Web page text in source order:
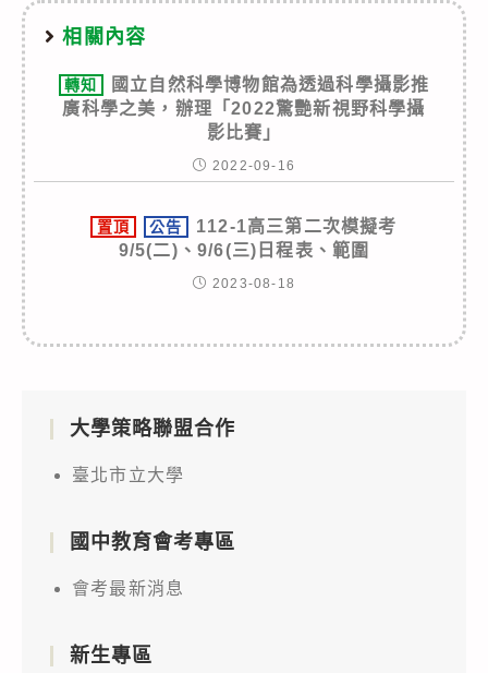
相關內容
轉知
國立自然科學博物館為透過科學攝影推
廣科學之美，辦理「2022驚艷新視野科學攝
影比賽」
2022-09-16
置頂 公告
112-1高三第二次模擬考
9/5(二)、9/6(三)日程表、範圍
2023-08-18
大學策略聯盟合作
臺北市立大學
國中教育會考專區
會考最新消息
新生專區